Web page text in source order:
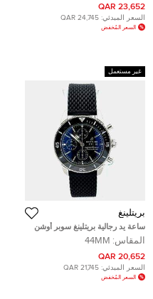
23,652 QAR
السعر المبدئي: 24,745 QAR
السعر المُخفض
غير مستعمل
بريتلينغ
ساعة يد رجالية بريتلينغ سوبر أوشن
أوتوماتيك سوداء ستانلس ستيل 44 مم
المقاس: 44MM
20,652 QAR
السعر المبدئي: 21,745 QAR
السعر المُخفض